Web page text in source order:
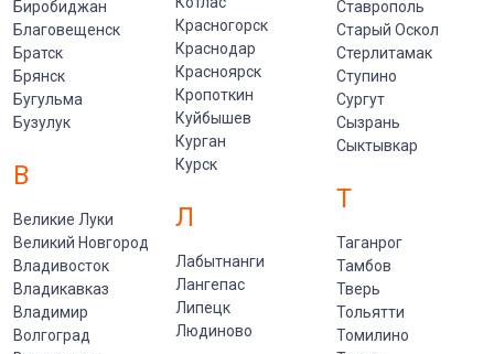
Биробиджан
Благовещенск
Братск
Брянск
Бугульма
Бузулук
В
Великие Луки
Великий Новгород
Владивосток
Владикавказ
Владимир
Волгоград
Красногорск
Краснодар
Красноярск
Кропоткин
Куйбышев
Курган
Курск
Л
Лабытнанги
Лангепас
Липецк
Людиново
Ставрополь
Старый Оскол
Стерлитамак
Ступино
Сургут
Сызрань
Сыктывкар
Т
Таганрог
Тамбов
Тверь
Тольятти
Томилино